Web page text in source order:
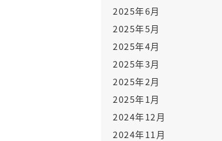
2025年6月
2025年5月
2025年4月
2025年3月
2025年2月
2025年1月
2024年12月
2024年11月